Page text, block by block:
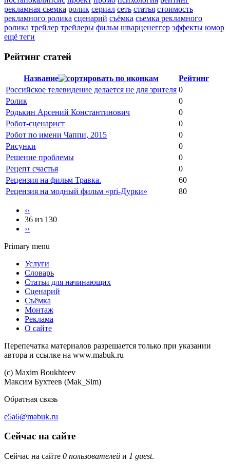
рекламная сьемка ролик сериал сеть статья стоимость
рекламного ролика сценарий съёмка сьемка рекламного
ролика трейлер трейлеры фильм шварценеггер эффекты юмор
ещё теги
Рейтинг статей
Название
Рейтинг
Российское телевидение делается не для зрителя 0
Ролик
0
Родькин Арсений Константинович
0
Робот-сценарист
0
Робот по имени Чаппи, 2015
0
Рисунки
0
Решение проблемы
0
Рецепт счастья
0
Рецензия на фильм Травка.
60
Рецензия на модный фильм «pri-Дурки»
80
‹‹
36 из 130
››
Primary menu
Услуги
Словарь
Статьи для начинающих
Сценарий
Съёмка
Монтаж
Реклама
О сайте
Перепечатка материалов разрешается только при указании
автора и ссылке на www.mabuk.ru
(c) Maхim Boukhteev
Максим Бухтеев (Mak_Sim)
Обратная связь
e5a6@mabuk.ru
Сейчас на сайте
Сейчас на сайте 0 пользователей и 1 guest.